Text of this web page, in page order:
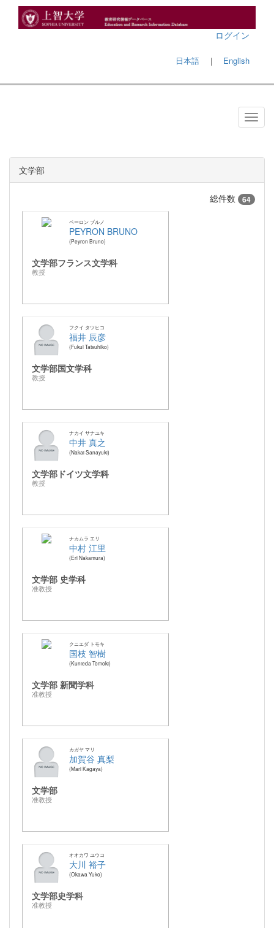
ログイン
日本語 ｜ English
文学部
総件数 64
ペーロン ブルノ
PEYRON BRUNO
Peyron Bruno
文学部フランス文学科
教授
フクイ タツヒコ
福井 辰彦
Fukui Tatsuhiko
文学部国文学科
教授
ナカイ サナユキ
中井 真之
Nakai Sanayuki
文学部ドイツ文学科
教授
ナカムラ エリ
中村 江里
Eri Nakamura
文学部 史学科
准教授
クニエダ トモキ
国枝 智樹
Kunieda Tomoki
文学部 新聞学科
准教授
カガヤ マリ
加賀谷 真梨
Mari Kagaya
文学部
准教授
オオカワ ユウコ
大川 裕子
Okawa Yuko
文学部史学科
准教授